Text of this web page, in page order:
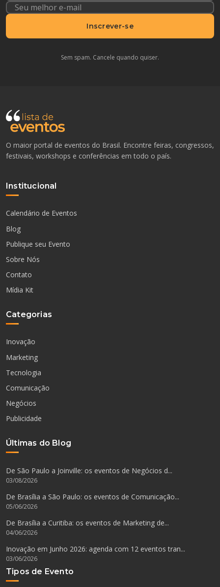
Inscrever-se
Sem spam. Cancele quando quiser.
O maior portal de eventos do Brasil. Encontre feiras, congressos,
festivais, workshops e conferências em todo o país.
Institucional
Calendário de Eventos
Blog
Publique seu Evento
Sobre Nós
Contato
Mídia Kit
Categorias
Inovação
Marketing
Tecnologia
Comunicação
Negócios
Publicidade
Últimas do Blog
De São Paulo a Joinville: os eventos de Negócios d...
03/08/2026
De Brasília a São Paulo: os eventos de Comunicação...
05/06/2026
De Brasília a Curitiba: os eventos de Marketing de...
04/06/2026
Inovação em Junho 2026: agenda com 12 eventos tran...
03/06/2026
Tipos de Evento